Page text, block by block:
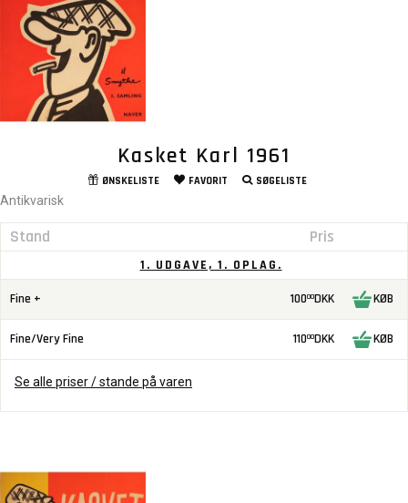
Kasket Karl 1961
ØNSKELISTE FAVORIT SØGELISTE
Antikvarisk
Stand Pris
1. UDGAVE, 1. OPLAG.
Fine + 10000DKK KØB
Fine/Very Fine 11000DKK KØB
Se alle priser / stande på varen